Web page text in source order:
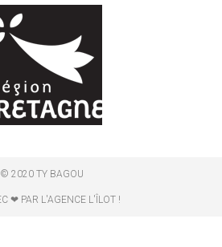
© 2020 TY BAGOU
❤ PAR L'AGENCE L'ÎLOT !